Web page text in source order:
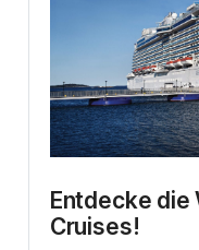
Entdecke die
Cruises!